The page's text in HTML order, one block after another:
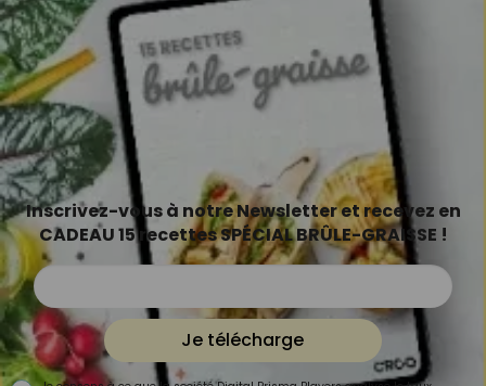
Inscrivez-vous à notre Newsletter et recevez en
CADEAU 15 recettes SPÉCIAL BRÛLE-GRAISSE !
Je télécharge